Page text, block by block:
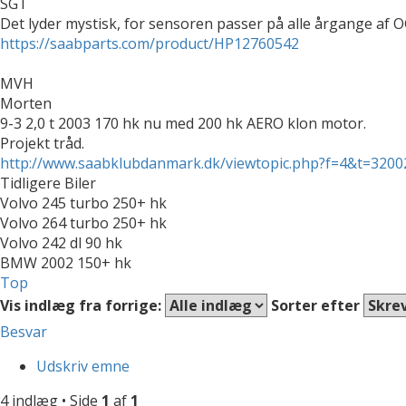
Det lyder mystisk, for sensoren passer på alle årgange af
https://saabparts.com/product/HP12760542
MVH
Morten
9-3 2,0 t 2003 170 hk nu med 200 hk AERO klon motor.
Projekt tråd.
http://www.saabklubdanmark.dk/
Tidligere Biler
Volvo 245 turbo 250+ hk
Volvo 264 turbo 250+ hk
Volvo 242 dl 90 hk
BMW 2002 150+ hk
Top
Vis indlæg fra forrige:
Sorter efter
Besvar
Udskriv emne
4 indlæg • Side 1 af 1